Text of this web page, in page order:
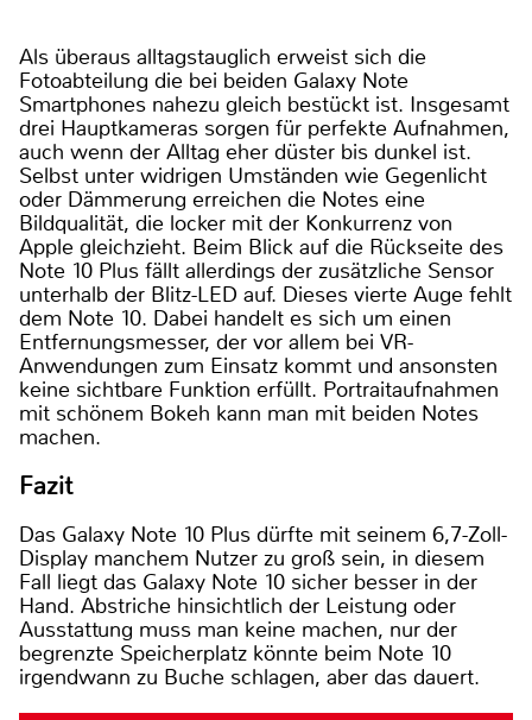
Als überaus alltagstauglich erweist sich die
Fotoabteilung die bei beiden Galaxy Note
Smartphones nahezu gleich bestückt ist. Insgesamt
drei Hauptkameras sorgen für perfekte Aufnahmen,
auch wenn der Alltag eher düster bis dunkel ist.
Selbst unter widrigen Umständen wie Gegenlicht
oder Dämmerung erreichen die Notes eine
Bildqualität, die locker mit der Konkurrenz von
Apple gleichzieht. Beim Blick auf die Rückseite des
Note 10 Plus fällt allerdings der zusätzliche Sensor
unterhalb der Blitz-LED auf. Dieses vierte Auge fehlt
dem Note 10. Dabei handelt es sich um einen
Entfernungsmesser, der vor allem bei VR-
Anwendungen zum Einsatz kommt und ansonsten
keine sichtbare Funktion erfüllt. Portraitaufnahmen
mit schönem Bokeh kann man mit beiden Notes
machen.
Fazit
Das Galaxy Note 10 Plus dürfte mit seinem 6,7-Zoll-
Display manchem Nutzer zu groß sein, in diesem
Fall liegt das Galaxy Note 10 sicher besser in der
Hand. Abstriche hinsichtlich der Leistung oder
Ausstattung muss man keine machen, nur der
begrenzte Speicherplatz könnte beim Note 10
irgendwann zu Buche schlagen, aber das dauert.